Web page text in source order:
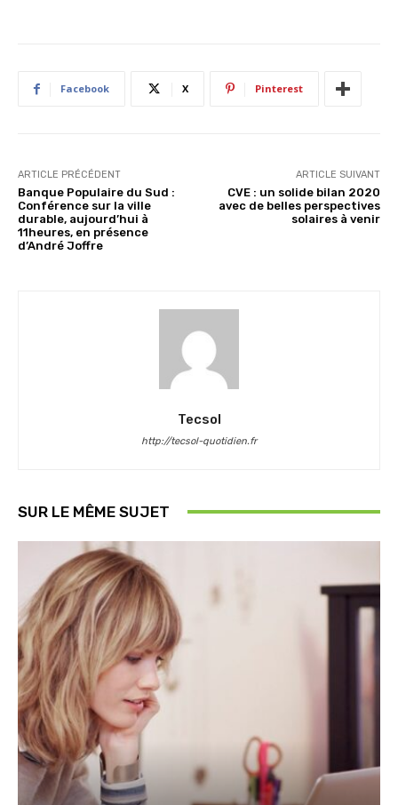
Facebook X Pinterest
ARTICLE PRÉCÉDENT
Banque Populaire du Sud :
Conférence sur la ville
durable, aujourd’hui à
11heures, en présence
d’André Joffre
ARTICLE SUIVANT
CVE : un solide bilan 2020
avec de belles perspectives
solaires à venir
Tecsol
http://tecsol-quotidien.fr
SUR LE MÊME SUJET